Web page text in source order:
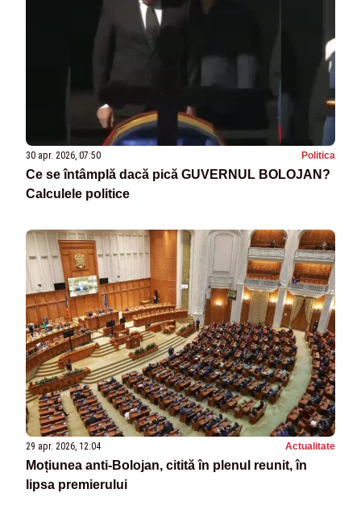
30 apr. 2026, 07:50 Politica
Ce se întâmplă dacă pică GUVERNUL BOLOJAN?
Calculele politice
29 apr. 2026, 12:04 Actualitate
Moțiunea anti‑Bolojan, citită în plenul reunit, în
lipsa premierului